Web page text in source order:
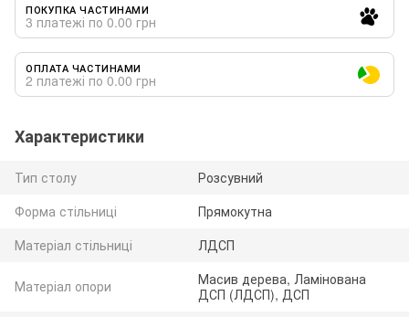
ПОКУПКА ЧАСТИНАМИ
3 платежі по 0.00 грн
ОПЛАТА ЧАСТИНАМИ
2 платежі по 0.00 грн
Характеристики
Тип столу
Розсувний
Форма стільниці
Прямокутна
Матеріал стільниці
ЛДСП
Матеріал опори
Масив дерева, Ламінована
ДСП (ЛДСП), ДСП